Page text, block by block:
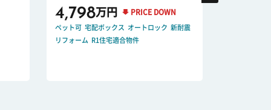
4,798万円 PRICE DOWN
ペット可 宅配ボックス オートロック 新耐震
リフォーム
R1住宅適合物件